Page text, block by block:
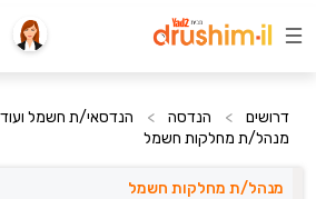
דרושים > הנדסה > הנדסאי/ת חשמל ועוד 2 תחומים
מנהל/ת מחלקות חשמל
מנהל/ת מחלקות חשמל